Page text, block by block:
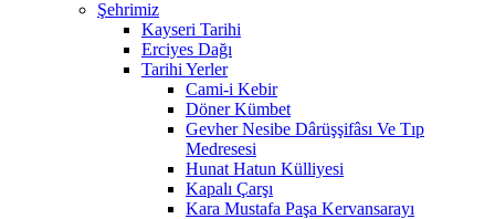
Şehrimiz
Kayseri Tarihi
Erciyes Dağı
Tarihi Yerler
Cami-i Kebir
Döner Kümbet
Gevher Nesibe Dârüşşifâsı Ve Tıp
Medresesi
Hunat Hatun Külliyesi
Kapalı Çarşı
Kara Mustafa Paşa Kervansarayı